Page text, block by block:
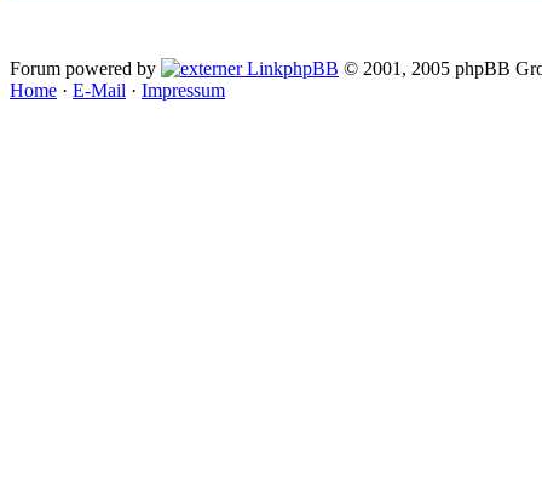
Forum powered by phpBB © 2001, 2005 phpBB
Home · E-Mail · Impressum